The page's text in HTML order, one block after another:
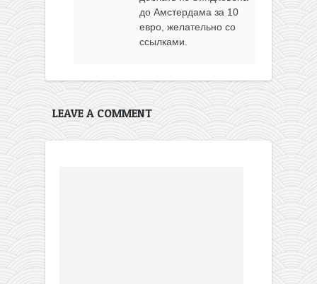
до Амстердама за 10
евро, желательно со
ссылками.
LEAVE A COMMENT